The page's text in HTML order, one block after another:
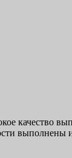
качество
выполнены